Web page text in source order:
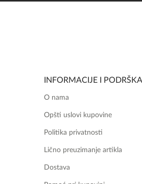
INFORMACIJE I PODRŠKA
O nama
Opšti uslovi kupovine
Politika privatnosti
Lično preuzimanje artikla
Dostava